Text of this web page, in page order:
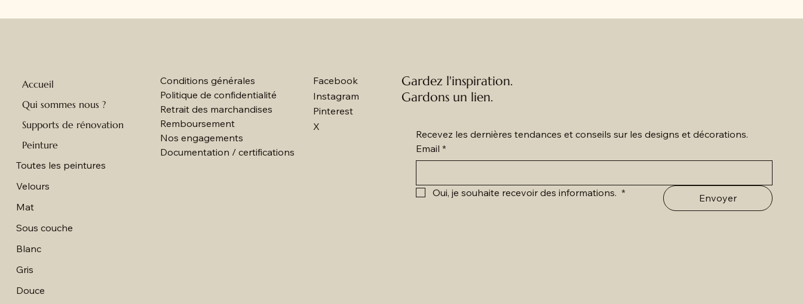
Accueil
Qui sommes nous ?
Supports de rénovation
Peinture
Toutes les peintures
Velours
Mat
Sous couche
Blanc
Gris
Douce
Conditions générales
Politique de confidentialité
Retrait des marchandises
Remboursement
Nos engagements
Documentation / certifications
Facebook
Instagram
Pinterest
X
Gardez l'inspiration.
Gardons un lien.
Recevez les dernières tendances et conseils sur les designs et décorations.
Email *
Oui, je souhaite recevoir des informations. * Envoyer